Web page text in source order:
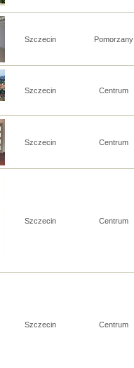
Szczecin Pomorzany
Szczecin Centrum
Szczecin Centrum
Szczecin Centrum
Szczecin Centrum